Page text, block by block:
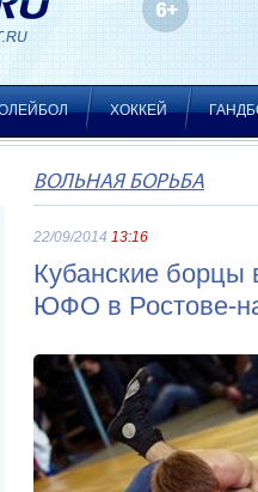
ХОККЕЙ
ВОЛЬНАЯ БОРЬБА
22/09/2014 13:16
Кубанские борцы
ЮФО в Ростове-